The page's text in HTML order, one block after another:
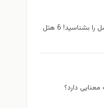
بهترین هتل تهران برای ماه عسل را بشناسید! 6 هتل
دارد؟